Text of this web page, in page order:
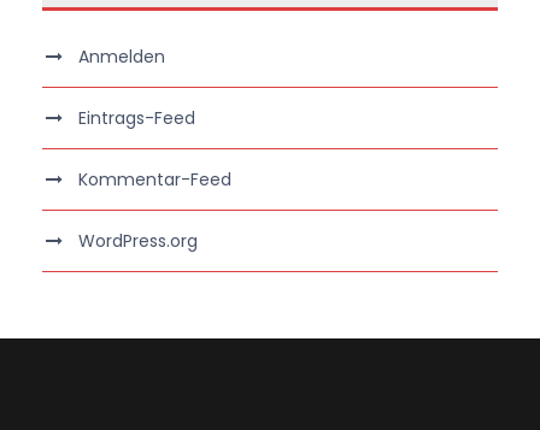
Anmelden
Eintrags-Feed
Kommentar-Feed
WordPress.org